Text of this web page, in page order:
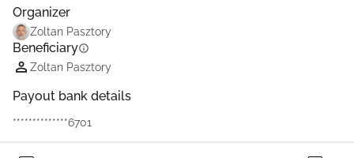
Organizer
Zoltan Pasztory
Beneficiaryinfo
Zoltan Pasztory
Payout bank details
**************6701